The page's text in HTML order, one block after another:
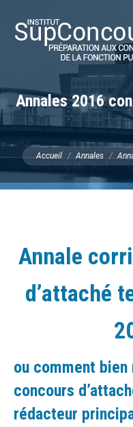
Annales 2016
Vous êtes ici :
Accueil Annales
Annale
d’attaché
ou comment
concours
rédacteur